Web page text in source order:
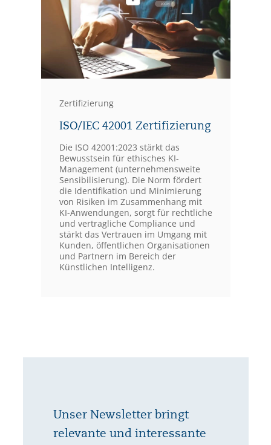
Zertifizierung
ISO/IEC 42001 Zertifizierung
Die ISO 42001:2023 stärkt das
Bewusstsein für ethisches KI-
Management (unternehmensweite
Sensibilisierung). Die Norm fördert
die Identifikation und Minimierung
von Risiken im Zusammenhang mit
KI-Anwendungen, sorgt für rechtliche
und vertragliche Compliance und
stärkt das Vertrauen im Umgang mit
Kunden, öffentlichen Organisationen
und Partnern im Bereich der
Künstlichen Intelligenz.
Unser Newsletter bringt
relevante und interessante